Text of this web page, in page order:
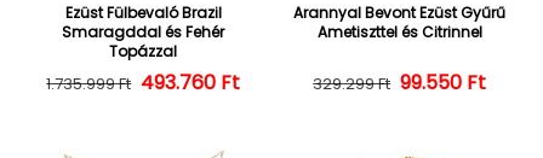
Ezüst Fülbevaló Brazil
Smaragddal és Fehér
Topázzal
Normál ár
1.735.999 Ft Kedvezményes ár
493.760 Ft
Arannyal Bevont Ezüst Gyűrű
Ametiszttel és Citrinnel
Normál ár
329.299 Ft 99.550 Ft